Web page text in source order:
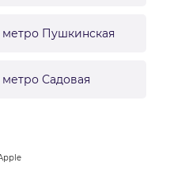
Пушкинская
Садовая